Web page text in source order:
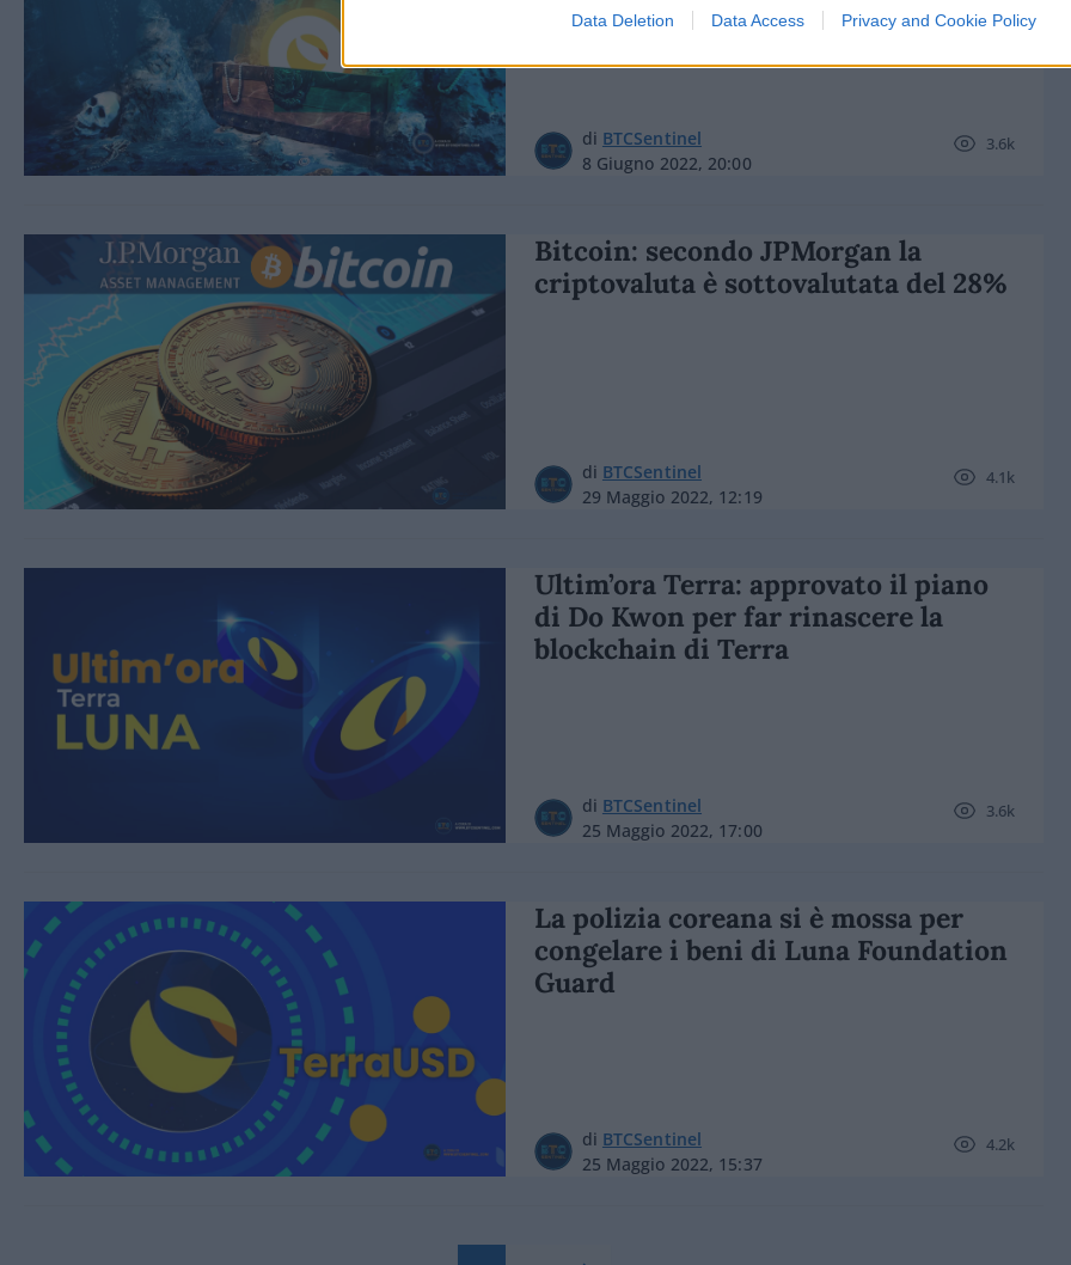
Data Deletion Data Access Privacy and Cookie Policy
di BTCSentinel
8 Giugno 2022, 20:00
3.6k
Bitcoin: secondo JPMorgan la
criptovaluta è sottovalutata del 28%
di BTCSentinel
29 Maggio 2022, 12:19
4.1k
Ultim’ora Terra: approvato il piano
di Do Kwon per far rinascere la
blockchain di Terra
di BTCSentinel
25 Maggio 2022, 17:00
3.6k
La polizia coreana si è mossa per
congelare i beni di Luna Foundation
Guard
di BTCSentinel
25 Maggio 2022, 15:37
4.2k